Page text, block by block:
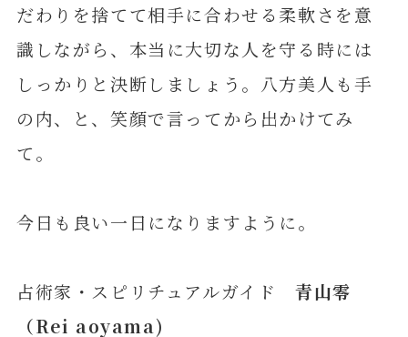
だわりを捨てて相手に合わせる柔軟さを意
識しながら、本当に大切な人を守る時には
しっかりと決断しましょう。八方美人も手
の内、と、笑顔で言ってから出かけてみ
て。
今日も良い一日になりますように。
占術家・スピリチュアルガイド青山零
（Rei aoyama)